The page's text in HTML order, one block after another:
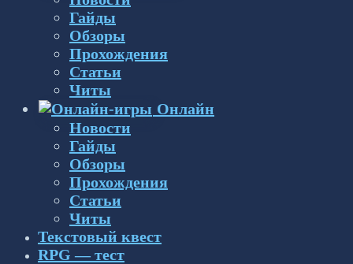
Гайды
Обзоры
Прохождения
Статьи
Читы
Онлайн
Новости
Гайды
Обзоры
Прохождения
Статьи
Читы
Текстовый квест
RPG — тест